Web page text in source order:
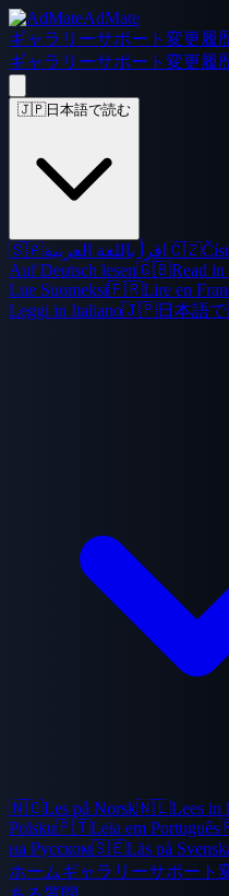
AdMate
ギャラリーサポート 変更履
ギャラリーサポート 変更履
🇯🇵日本語で読む
🇸🇦اقرأ باللغة العربية 🇨🇿
Auf Deutsch lesen🇬🇧Read in
Lue Suomeksi🇫🇷Lire en
Leggi in Italiano🇯🇵日本語
🇳🇴Les på Norsk🇳🇱Lees in
Polsku🇵🇹Leia em Português
на Русском🇸🇪Läs på
ホームギャラリーサポート